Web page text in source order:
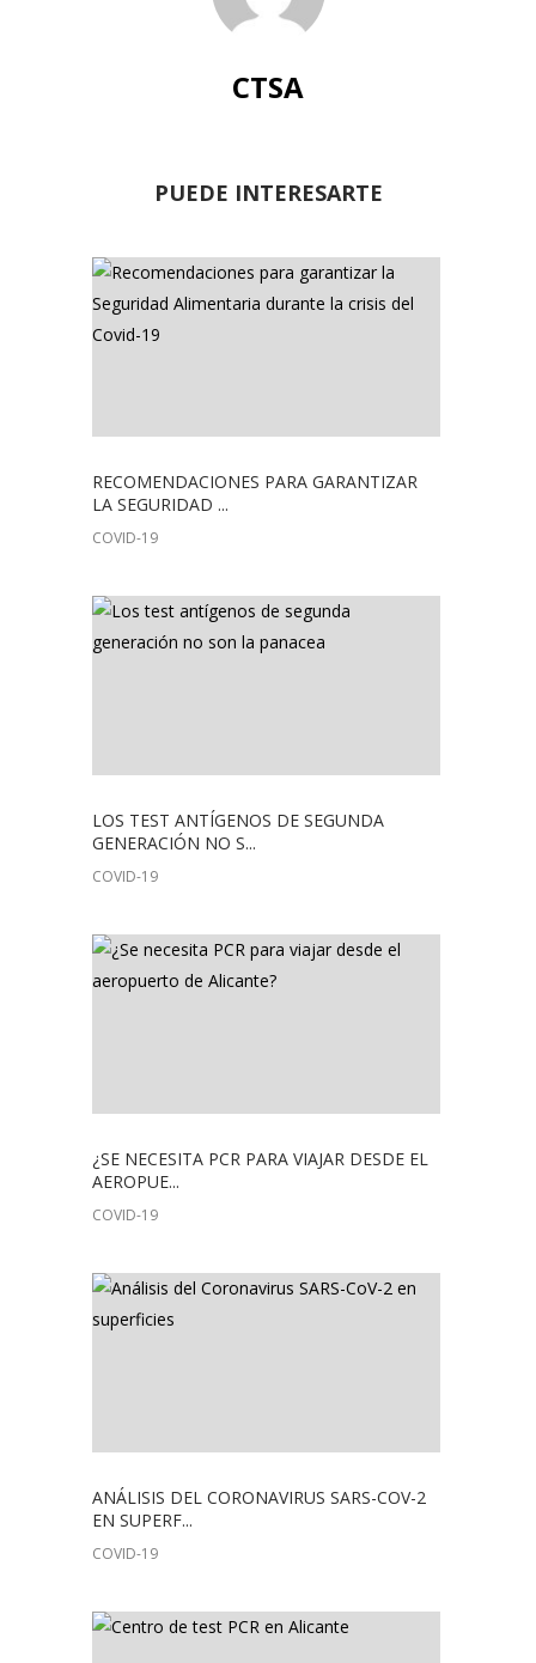
CTSA
PUEDE INTERESARTE
RECOMENDACIONES PARA GARANTIZAR
LA SEGURIDAD ...
COVID-19
LOS TEST ANTÍGENOS DE SEGUNDA
GENERACIÓN NO S...
COVID-19
¿SE NECESITA PCR PARA VIAJAR DESDE EL
AEROPUE...
COVID-19
ANÁLISIS DEL CORONAVIRUS SARS-COV-2
EN SUPERF...
COVID-19